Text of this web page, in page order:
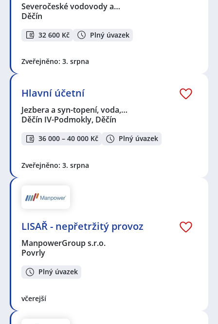
Severočeské vodovody a…
Děčín
32 600 Kč Plný úvazek
Zveřejněno: 3. srpna
Hlavní účetní
Jezbera a syn-topení, voda,…
Děčín IV-Podmokly, Děčín
36 000 – 40 000 Kč Plný úvazek
Zveřejněno: 3. srpna
LISAŘ - nepřetržitý provoz
ManpowerGroup s.r.o.
Povrly
Plný úvazek
včerejší